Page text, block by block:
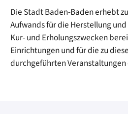
Die Stadt Baden-Baden erhebt
Aufwands für die Herstellung
Kur- und Erholungszwecken
Einrichtungen und für die zu
durchgeführten Veranstaltungen